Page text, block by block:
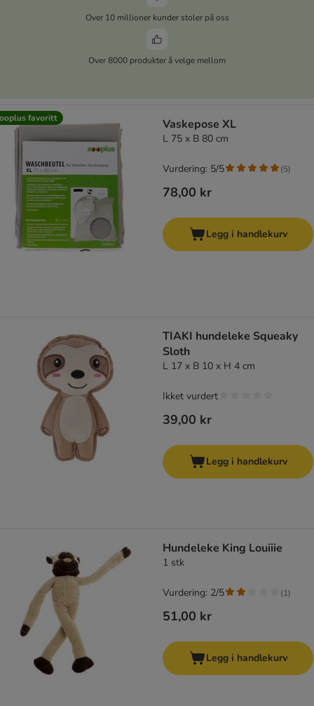
Over 10 millioner kunder stoler på oss
Over 8000 produkter å velge mellom
favoritt Vaskepose XL
L 75 x B 80 cm
78,00 kr
Vurdering: 5/5 (5)
Legg i handlekurv
TIAKI hundeleke Squeaky
Sloth
L 17 x B 10 x H 4 cm
39,00 kr
Ikket vurdert
Legg i handlekurv
Hundeleke King Louiiie
1 stk
51,00 kr
Vurdering: 2/5 (1)
Legg i handlekurv